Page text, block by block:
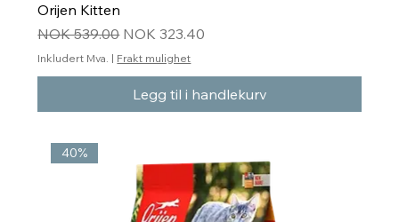
Orijen Kitten
Vanlig pris
NOK 539.00 Salgspris
NOK 323.40
Inkludert Mva. | Frakt mulighet
Legg til i handlekurv
40%